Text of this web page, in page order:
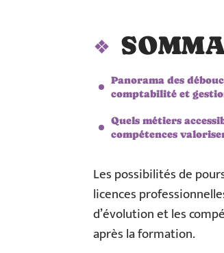
Panorama des
comptabilité et
Quels métiers
compétences
Les possibilités de
licences
d’évolution et les
après la formation.